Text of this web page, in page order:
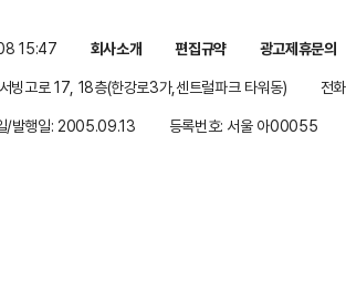
15:47 회사소개 편집규약
광고제휴문의
빙고로 17, 18층(한강로3가,센트럴파크 타워동)
전
/발행일: 2005.09.13 등록번호: 서울 아00055